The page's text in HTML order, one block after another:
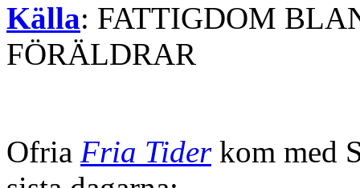
Källa: FATTIGDOM
FÖRÄLDRAR
Ofria Fria Tiderkom med